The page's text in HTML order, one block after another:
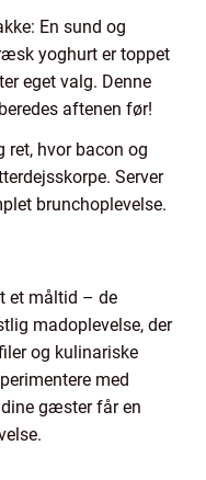
En sund og
yoghurt er toppet
eget valg. Denne
aftenen før!
hvor bacon og
Server
brunchoplevelse.
et måltid – de
madoplevelse, der
og kulinariske
med
gæster får en